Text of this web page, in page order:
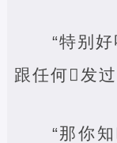
“特别
跟任何‌发过
“那你